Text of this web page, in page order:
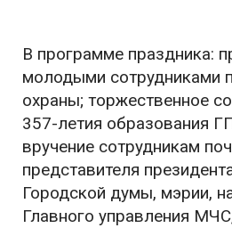
В программе праздника:
молодыми сотрудниками
охраны; торжественное
357-летия образования
вручение сотрудникам
представителя
Городской думы, мэрии,
Главного управления